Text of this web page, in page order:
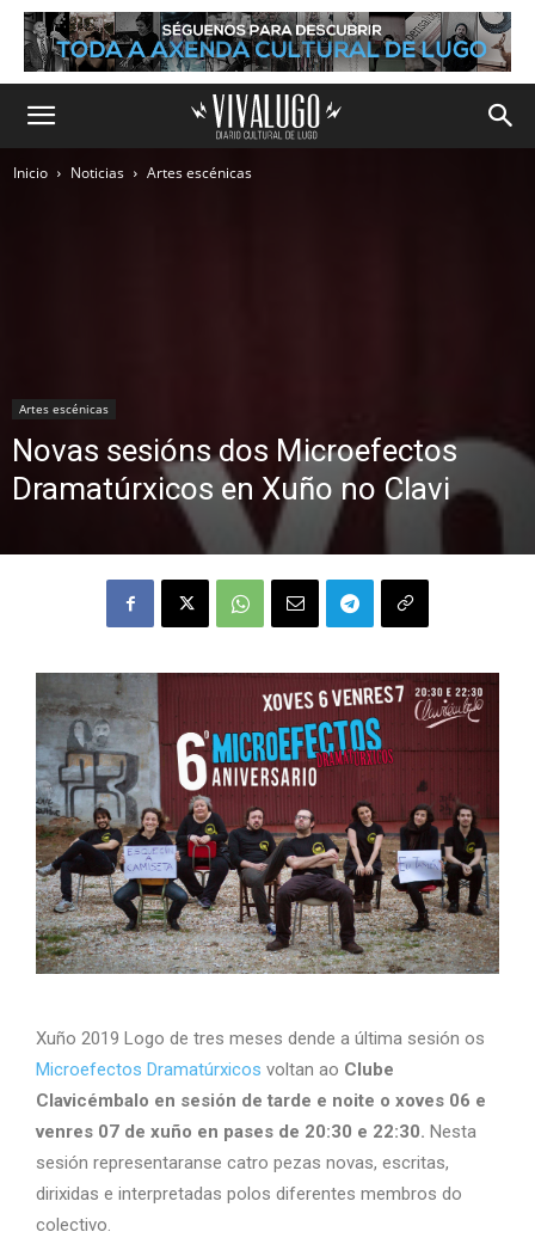
Inicio Noticias Artes escénicas
Artes escénicas
Novas sesións dos Microefectos
Dramatúrxicos en Xuño no Clavi
Xuño 2019 Logo de tres meses dende a última sesión os
Microefectos Dramatúrxicos voltan ao Clube
Clavicémbalo en sesión de tarde e noite o xoves 06 e
venres 07 de xuño en pases de 20:30 e 22:30. Nesta
sesión representaranse catro pezas novas, escritas,
dirixidas e interpretadas polos diferentes membros do
colectivo.